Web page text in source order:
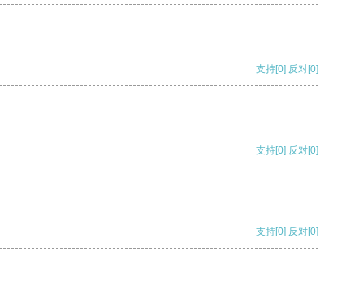
支持[0] 反对[0]
支持[0] 反对[0]
支持[0] 反对[0]